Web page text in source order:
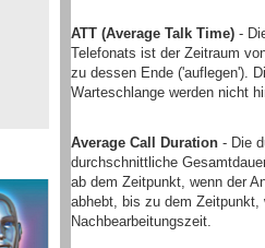
ATT (Average Talk Time) -
Telefonats ist der Zeitraum
zu dessen Ende ('auflegen').
Warteschlange werden nicht
Average Call Duration - Die
durchschnittliche
ab dem Zeitpunkt, wenn der
abhebt, bis zu dem Zeitpunkt,
Nachbearbeitungszeit.